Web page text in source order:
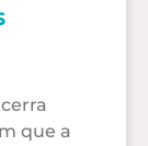
que a